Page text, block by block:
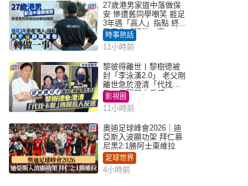
27歲港男家道中落做保
安 慘遭舊同學嘲笑 捱足
3年遇「高人」指點 終辭
職宣告「轉做一事」｜
Juicy叮
時事熱話
11小時前
黎彼得離世丨黎樹德被
封「李泳漢2.0」 老父剛
離世急於澄清「代找卡
數」傳聞惹人反感
影視圈
11小時前
奧迪足球峰會2026｜迪
亞斯入波顯功架 拜仁慕
尼黑2:1勝阿士東維拉
足球世界
4小時前